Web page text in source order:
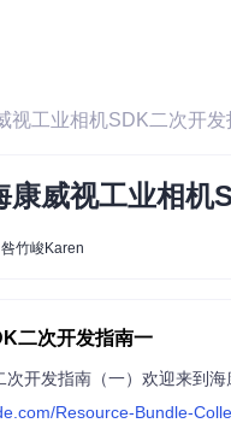
视工业相机SDK二次开发
康威视工业相机
竹峻Karen
二次开发指南一
Resource-Bundle-